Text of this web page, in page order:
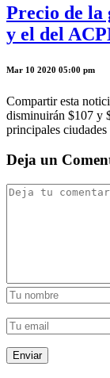
Precio de la
y el del
Mar 10 2020 05:00 pm
Compartir esta
disminuirán $107 y
principales ciudades
Deja un